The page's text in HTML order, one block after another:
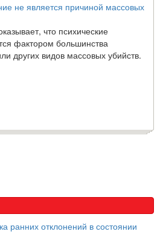
не является причиной массовых
что психические
фактором большинства
других видов массовых убийств.
ранних отклонений в состоянии